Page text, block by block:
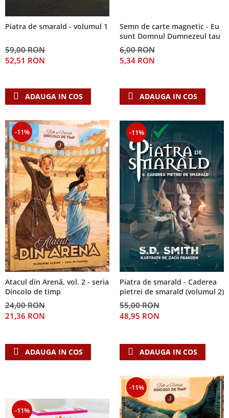
Piatra de smarald - volumul 1
59,00 RON
52,51 RON
ADAUGA IN COS
Semn de carte magnetic - Eu
sunt Domnul Dumnezeul tau
6,00 RON
5,34 RON
ADAUGA IN COS
-11%
Atacul din Arenă, vol. 2 - seria
Dincolo de timp
24,00 RON
21,36 RON
ADAUGA IN COS
-11%
Piatra de smarald - Caderea
pietrei de smarald (volumul 2)
55,00 RON
48,95 RON
ADAUGA IN COS
-11%
-11%